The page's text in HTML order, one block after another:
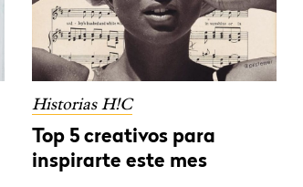
Historias H!C
Top 5 creativos para
inspirarte este mes